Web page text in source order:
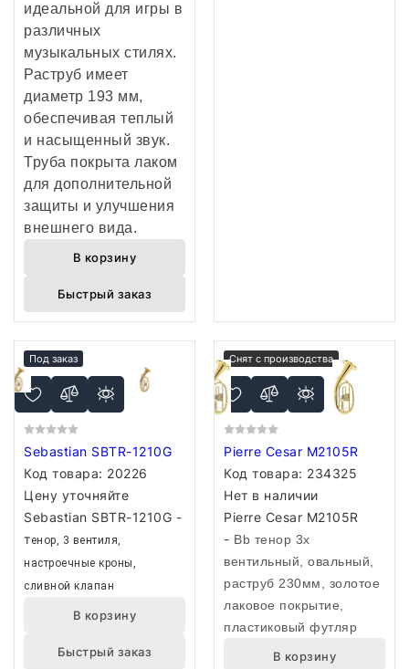
идеальной для игры в
различных
музыкальных стилях.
Раструб имеет
диаметр 193 мм,
обеспечивая теплый
и насыщенный звук.
Труба покрыта лаком
для дополнительной
защиты и улучшения
внешнего вида.
В корзину
Быстрый заказ
Под заказ
Sebastian SBTR-1210G
Код товара: 20226
Цену уточняйте
Sebastian SBTR-1210G -
тенор, 3 вентиля,
настроечные кроны,
сливной клапан
В корзину
Быстрый заказ
Снят с производства
Pierre Cesar M2105R
Код товара: 234325
Нет в наличии
Pierre Cesar M2105R
- Bb тенор 3х
вентильный, овальный,
раструб 230мм, золотое
лаковое покрытие,
пластиковый футляр
В корзину